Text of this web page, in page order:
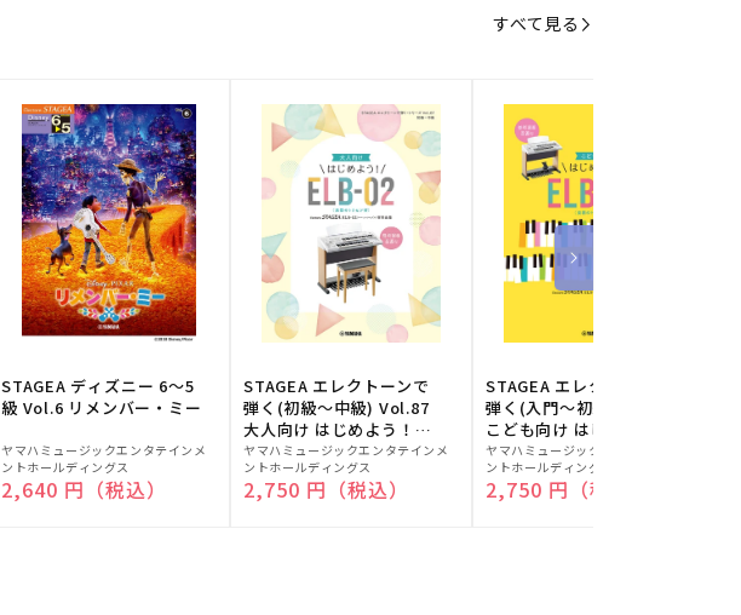
すべて見る
STAGEA ディズニー 6～5
級 Vol.6 リメンバー・ミー
販
売
元:
ヤマハミュージックエンタテインメ
ントホールディングス
通常価格
2,640 円（税込）
STAGEA エレクトーンで
弾く(初級～中級) Vol.87
大人向け はじめよう！
ELB-02(楽器のトリセツ
付)
販
売
元:
ヤマハミュージックエンタテインメ
ントホールディングス
通常価格
2,750 円（税込）
STAGEA エレクトーンで
弾く(入門～初級) Vol.86
こども向け はじめよう！
ELB-02(楽器のトリセツ
付)
販
売
元:
ヤマハミュージックエンタテインメ
ントホールディングス
通常価格
2,750 円（税込）